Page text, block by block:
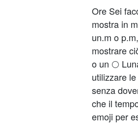
Ore Sei
mostra in
un.m o
mostrare
o un 🌕
utilizzare
senza
che il
emoji per